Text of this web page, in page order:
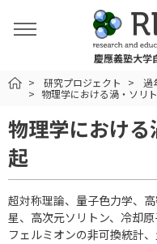
慶應義塾大学
HOME研究プロジェクト
過
物理学における渦・ソリ
物理学におけ
起
超対称理論、量子色力学、
星、高次元ソリトン、冷却
フェルミオンの非可換統計、